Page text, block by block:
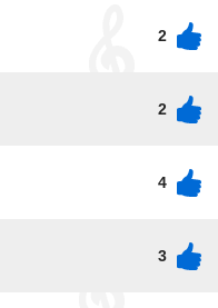
2
2
4
3